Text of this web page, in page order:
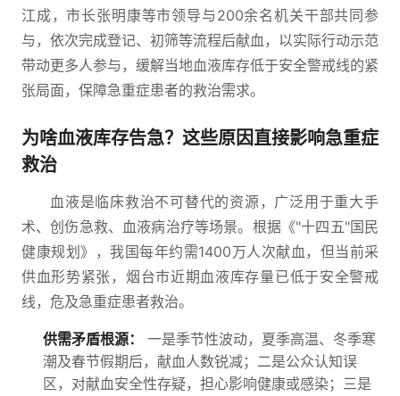
江成，市长张明康等市领导与200余名机关干部共同参
与，依次完成登记、初筛等流程后献血，以实际行动示范
带动更多人参与，缓解当地血液库存低于安全警戒线的紧
张局面，保障急重症患者的救治需求。
为啥血液库存告急？这些原因直接影响急重症
救治
血液是临床救治不可替代的资源，广泛用于重大手
术、创伤急救、血液病治疗等场景。根据《"十四五"国民
健康规划》，我国每年约需1400万人次献血，但当前采
供血形势紧张，烟台市近期血液库存量已低于安全警戒
线，危及急重症患者救治。
供需矛盾根源：
一是季节性波动，夏季高温、冬季寒
潮及春节假期后，献血人数锐减；二是公众认知误
区，对献血安全性存疑，担心影响健康或感染；三是